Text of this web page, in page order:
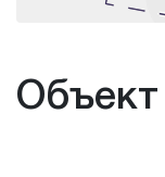
Объект